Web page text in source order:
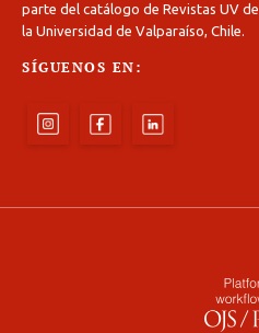
parte del catálogo de Revistas UV de
la Universidad de Valparaíso, Chile.
SÍGUENOS EN: